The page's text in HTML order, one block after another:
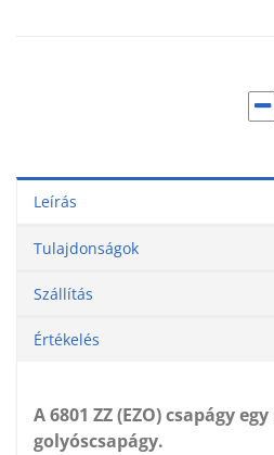
Leírás
Tulajdonságok
Szállítás
Értékelés
A 6801 ZZ (EZO) csapágy
golyóscsapágy.